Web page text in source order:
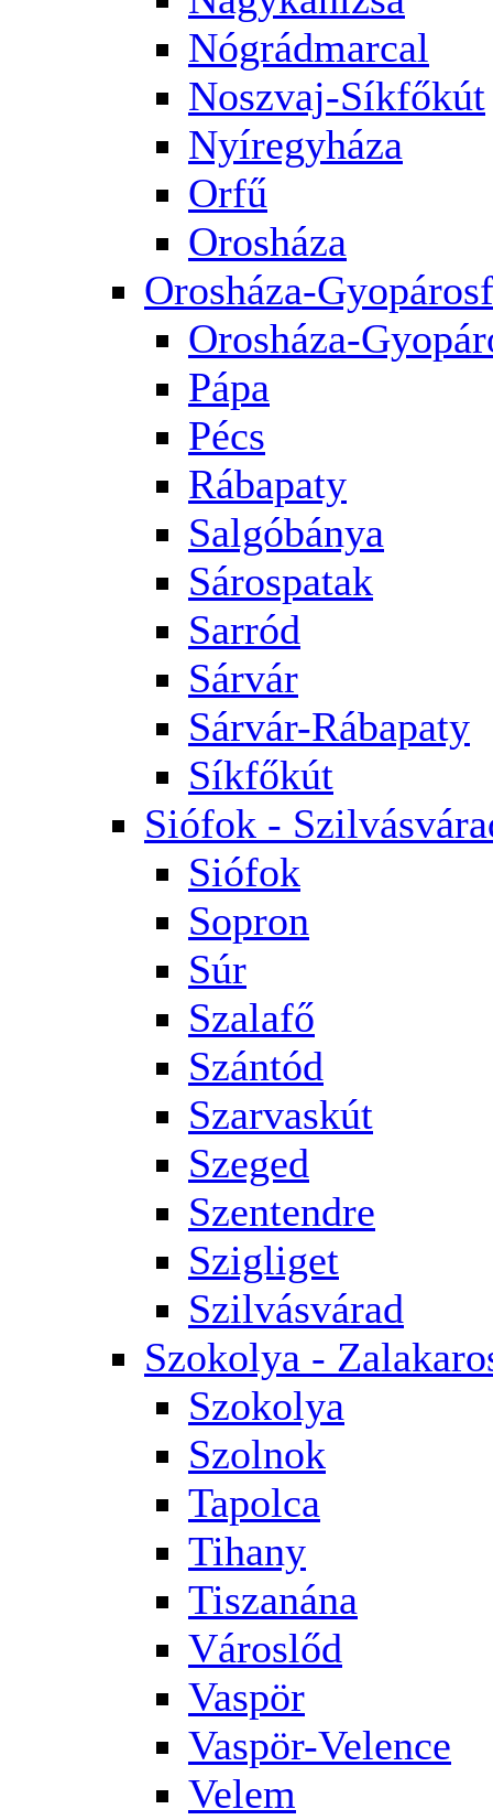
Nógrádmarcal
Noszvaj-Síkfőkút
Nyíregyháza
Orfű
Orosháza
Orosháza-
Orosháza-
Pápa
Pécs
Rábapaty
Salgóbánya
Sárospatak
Sarród
Sárvár
Sárvár-Rábapaty
Síkfőkút
Siófok -
Siófok
Sopron
Súr
Szalafő
Szántód
Szarvaskút
Szeged
Szentendre
Szigliget
Szilvásvárad
Szokolya -
Szokolya
Szolnok
Tapolca
Tihany
Tiszanána
Városlőd
Vaspör
Vaspör-Velence
Velem